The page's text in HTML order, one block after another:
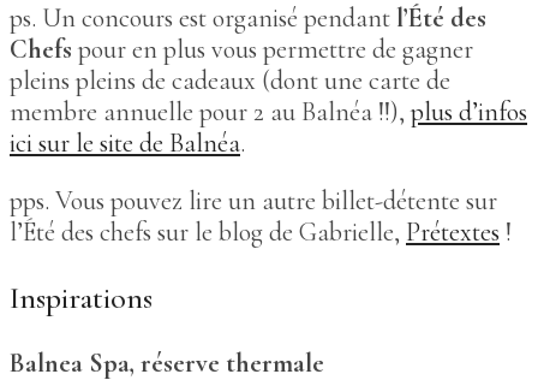
ps. Un concours est organisé pendant l’Été des
Chefspour en plus vous permettre de gagner
pleins pleins de cadeaux (dont une carte de
membre annuelle pour 2 au Balnéa !!),plus d’infos
ici sur le site de Balnéa.
pps. Vous pouvez lire un autre billet-détente sur
l’Été des chefs sur le blog de Gabrielle, Prétextes !
Inspirations
Balnea Spa, réserve thermale